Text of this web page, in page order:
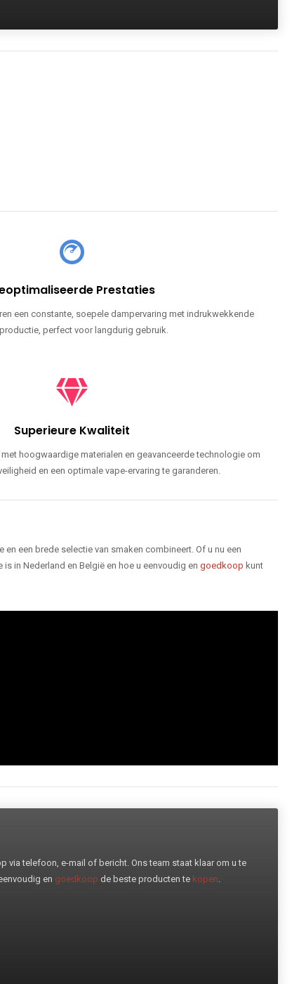
Prestaties
een constante, soepele dampervaring met indrukwekkende
perfect voor langdurig gebruik.
Superieure Kwaliteit
hoogwaardige materialen en geavanceerde technologie om
en een optimale vape-ervaring te garanderen.
een brede selectie van smaken combineert. Of u nu een
in Nederland en België en hoe u eenvoudig en goedkoop kunt
via telefoon, e-mail of bericht. Ons team staat klaar om u te
en goedkoop de beste producten te kopen.